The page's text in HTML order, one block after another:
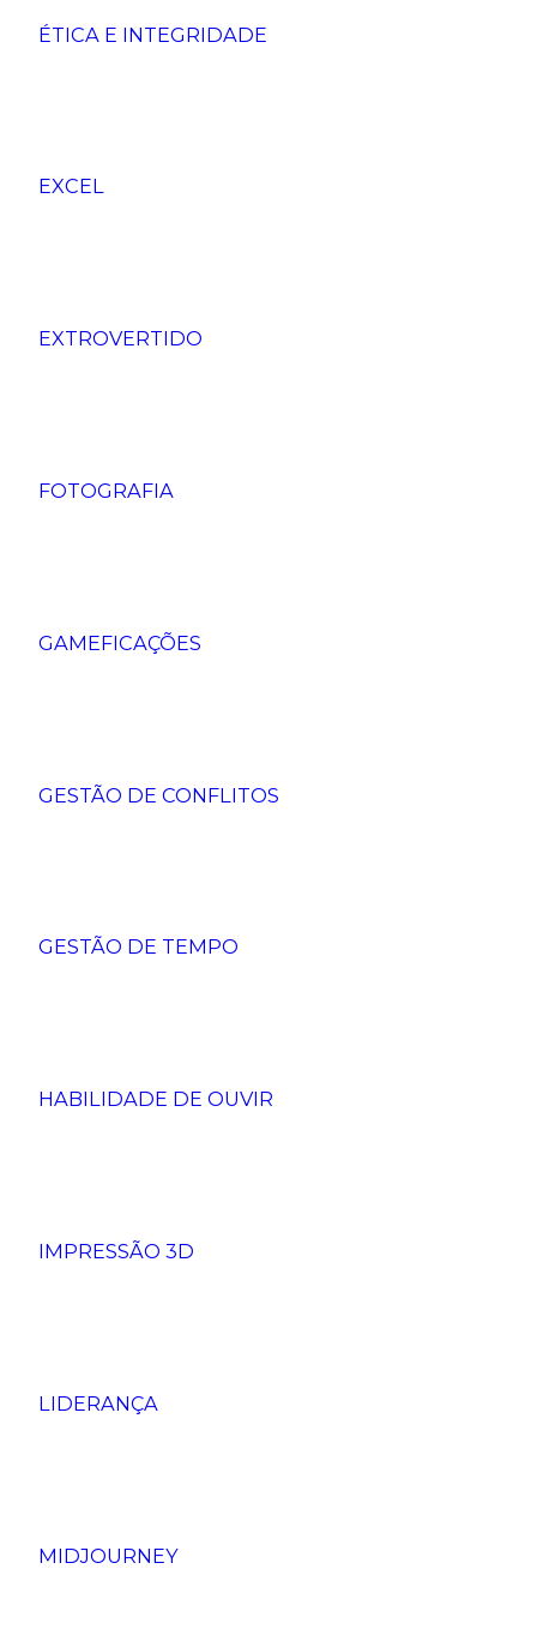
ÉTICA E INTEGRIDADE
EXCEL
EXTROVERTIDO
FOTOGRAFIA
GAMEFICAÇÕES
GESTÃO DE CONFLITOS
GESTÃO DE TEMPO
HABILIDADE DE OUVIR
IMPRESSÃO 3D
LIDERANÇA
MIDJOURNEY